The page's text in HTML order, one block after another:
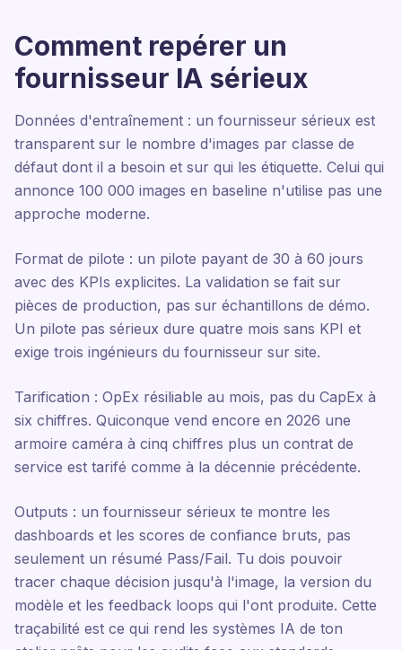
Comment repérer un
fournisseur IA sérieux
Données d'entraînement : un fournisseur sérieux est
transparent sur le nombre d'images par classe de
défaut dont il a besoin et sur qui les étiquette. Celui qui
annonce 100 000 images en baseline n'utilise pas une
approche moderne.
Format de pilote : un pilote payant de 30 à 60 jours
avec des KPIs explicites. La validation se fait sur
pièces de production, pas sur échantillons de démo.
Un pilote pas sérieux dure quatre mois sans KPI et
exige trois ingénieurs du fournisseur sur site.
Tarification : OpEx résiliable au mois, pas du CapEx à
six chiffres. Quiconque vend encore en 2026 une
armoire caméra à cinq chiffres plus un contrat de
service est tarifé comme à la décennie précédente.
Outputs : un fournisseur sérieux te montre les
dashboards et les scores de confiance bruts, pas
seulement un résumé Pass/Fail. Tu dois pouvoir
tracer chaque décision jusqu'à l'image, la version du
modèle et les feedback loops qui l'ont produite. Cette
traçabilité est ce qui rend les systèmes IA de ton